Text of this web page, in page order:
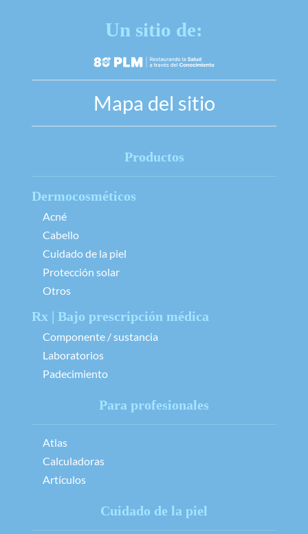
Un sitio de:
Mapa del sitio
Productos
Dermocosméticos
Acné
Cabello
Cuidado de la piel
Protección solar
Otros
Rx | Bajo prescripción médica
Componente / sustancia
Laboratorios
Padecimiento
Para profesionales
Atlas
Calculadoras
Artículos
Cuidado de la piel